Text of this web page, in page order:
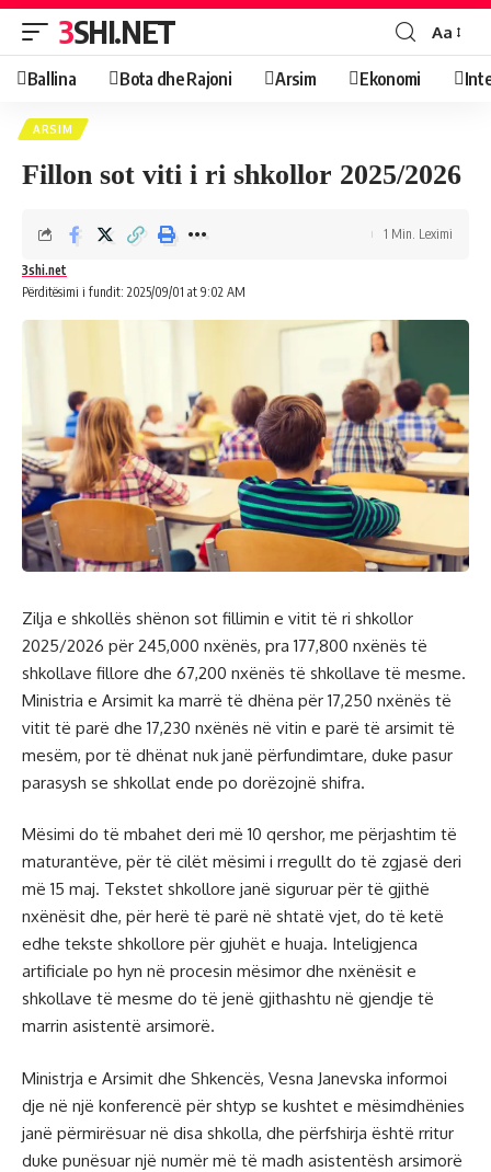
3SHI.NET Aa
Ballina Bota dhe Rajoni Arsim Ekonomi
ARSIM
Fillon sot viti i ri shkollor 2025/2026
Përditësimi i fundit: 2025/09/01 at 9:02 AM
3shi.net
1 Min. Leximi
Zilja e shkollës shënon sot fillimin e vitit të ri shkollor
2025/2026 për 245,000 nxënës, pra 177,800 nxënës të
shkollave fillore dhe 67,200 nxënës të shkollave të mesme.
Ministria e Arsimit ka marrë të dhëna për 17,250 nxënës të
vitit të parë dhe 17,230 nxënës në vitin e parë të arsimit të
mesëm, por të dhënat nuk janë përfundimtare, duke pasur
parasysh se shkollat ende po dorëzojnë shifra.
Mësimi do të mbahet deri më 10 qershor, me përjashtim të
maturantëve, për të cilët mësimi i rregullt do të zgjasë deri
më 15 maj. Tekstet shkollore janë siguruar për të gjithë
nxënësit dhe, për herë të parë në shtatë vjet, do të ketë
edhe tekste shkollore për gjuhët e huaja. Inteligjenca
artificiale po hyn në procesin mësimor dhe nxënësit e
shkollave të mesme do të jenë gjithashtu në gjendje të
marrin asistentë arsimorë.
Ministrja e Arsimit dhe Shkencës, Vesna Janevska informoi
dje në një konferencë për shtyp se kushtet e mësimdhënies
janë përmirësuar në disa shkolla, dhe përfshirja është rritur
duke punësuar një numër më të madh asistentësh arsimorë